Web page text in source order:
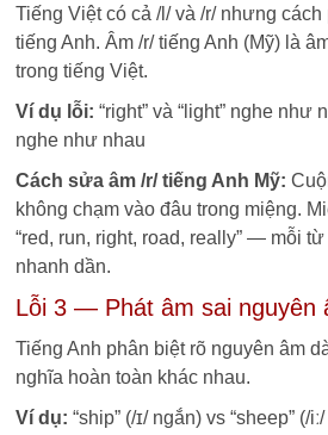
Tiếng Việt có cả /l/ và /r/ nhưng
tiếng Anh. Âm /r/ tiếng Anh (Mỹ) là
trong tiếng Việt.
Ví dụ lỗi: “right” và “light” nghe như
nghe như nhau
Cách sửa âm /r/ tiếng Anh Mỹ:
không chạm vào đâu trong miệng.
“red, run, right, road, really” — mỗi
nhanh dần.
Lỗi 3 — Phát âm sai nguyên
Tiếng Anh phân biệt rõ nguyên âm
nghĩa hoàn toàn khác nhau.
Ví dụ: “ship” (/ɪ/ ngắn) vs “sheep” (/